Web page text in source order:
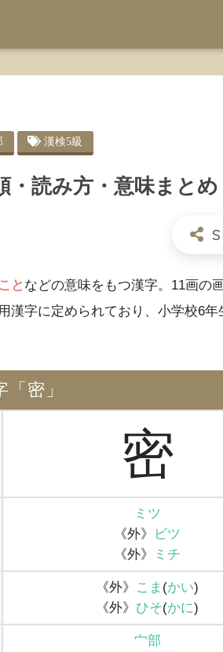
漢検5級
・読み方・意味まとめ
と などの意味をもつ漢字。11画の
漢字に定められており、小学校6年
「密」
密
ミツ
《外》
ビツ
《外》
ミチ
《外》 こま (かい)
《外》 ひそ(かに)
宀部